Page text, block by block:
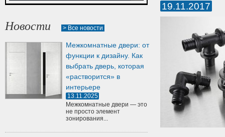
Уплотнитель лоджиевый для (4, 5, 6 мм)
Артикул:
Новости > Все новости
Межкомнатные двери: от
функции к дизайну. Как
выбрать дверь, которая
«растворится» в
интерьере
13.11.2025
Межкомнатные двери — это
не просто элемент
зонирования...
19.11.2017